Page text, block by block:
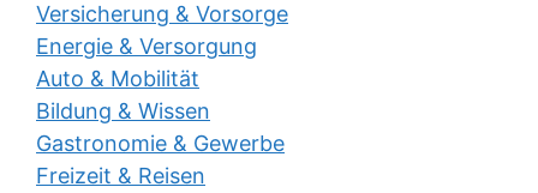
Versicherung & Vorsorge
Energie & Versorgung
Auto & Mobilität
Bildung & Wissen
Gastronomie & Gewerbe
Freizeit & Reisen